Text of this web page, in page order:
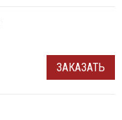
ЗАКАЗАТЬ